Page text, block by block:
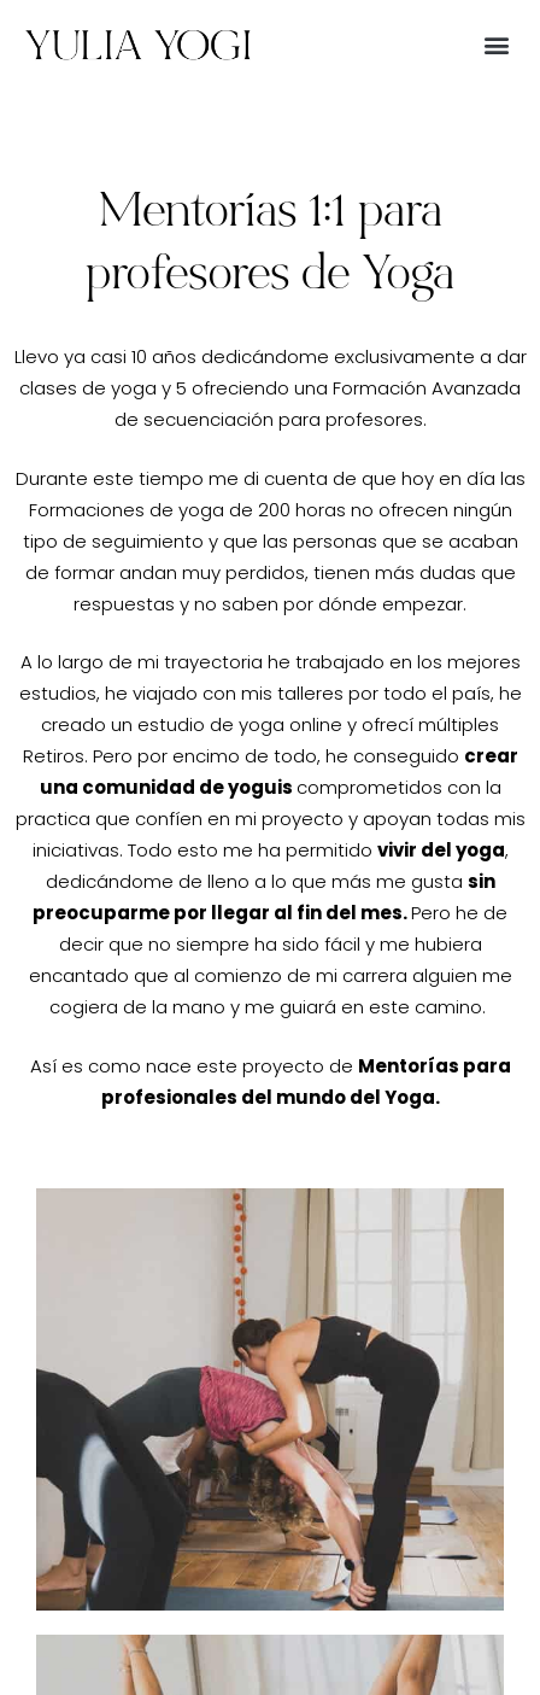
Mentorías 1:1 para
profesores de Yoga
Llevo ya casi 10 años dedicándome exclusivamente a dar
clases de yoga y 5 ofreciendo una Formación Avanzada
de secuenciación para profesores.
Durante este tiempo me di cuenta de que hoy en día las
Formaciones de yoga de 200 horas no ofrecen ningún
tipo de seguimiento y que las personas que se acaban
de formar andan muy perdidos, tienen más dudas que
respuestas y no saben por dónde empezar.
A lo largo de mi trayectoria he trabajado en los mejores
estudios, he viajado con mis talleres por todo el país, he
creado un estudio de yoga online y ofrecí múltiples
Retiros. Pero por encimo de todo, he conseguido crear
una comunidad de yoguis comprometidos con la
practica que confíen en mi proyecto y apoyan todas mis
iniciativas. Todo esto me ha permitido vivir del yoga,
dedicándome de lleno a lo que más me gusta sin
preocuparme por llegar al fin del mes.Pero he de
decir que no siempre ha sido fácil y me hubiera
encantado que al comienzo de mi carrera alguien me
cogiera de la mano y me guiará en este camino.
Así es como nace este proyecto de Mentorías para
profesionales del mundo del Yoga.